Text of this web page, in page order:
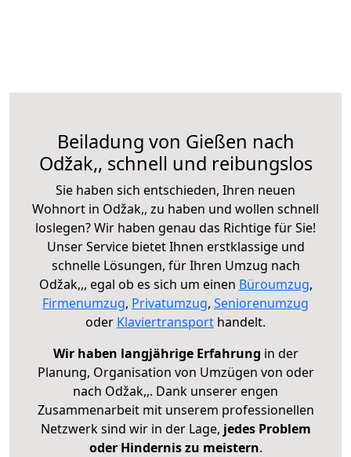
Beiladung von Gießen nach
Odžak,, schnell und reibungslos
Sie haben sich entschieden, Ihren neuen
Wohnort in Odžak,, zu haben und wollen schnell
loslegen? Wir haben genau das Richtige für Sie!
Unser Service bietet Ihnen erstklassige und
schnelle Lösungen, für Ihren Umzug nach
Odžak,,, egal ob es sich um einen Büroumzug,
Firmenumzug, Privatumzug, Seniorenumzug
oder Klaviertransport handelt.
Wir haben langjährige Erfahrung in der
Planung, Organisation von Umzügen von oder
nach Odžak,,. Dank unserer engen
Zusammenarbeit mit unserem professionellen
Netzwerk sind wir in der Lage, jedes Problem
oder Hindernis zu meistern.